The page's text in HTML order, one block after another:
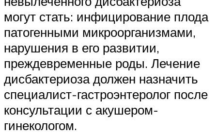
могут стать: инфицирование плода
патогенными микроорганизмами,
нарушения в его развитии,
преждевременные роды. Лечение
дисбактериоза должен назначить
специалист-гастроэнтеролог после
консультации с акушером-
гинекологом.